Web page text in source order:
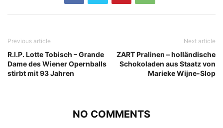
Previous article
R.I.P. Lotte Tobisch – Grande
Dame des Wiener Opernballs
stirbt mit 93 Jahren
Next article
ZART Pralinen – holländische
Schokoladen aus Staatz von
Marieke Wijne-Slop
NO COMMENTS